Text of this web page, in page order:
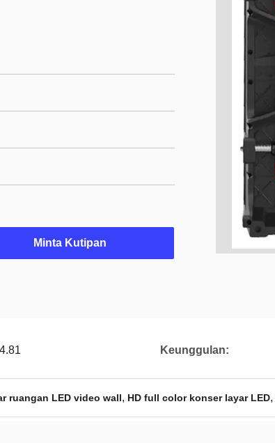
Minta Kutipan
Keunggulan:
ruangan LED video wall, HD full color konser layar LED,